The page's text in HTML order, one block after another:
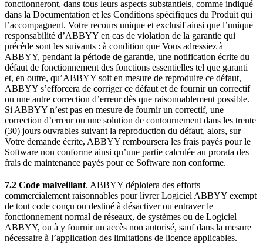
fonctionneront, dans tous leurs aspects substantiels, comme indiqué
dans la Documentation et les Conditions spécifiques du Produit qui
l’accompagnent. Votre recours unique et exclusif ainsi que l’unique
responsabilité d’ABBYY en cas de violation de la garantie qui
précède sont les suivants : à condition que Vous adressiez à
ABBYY, pendant la période de garantie, une notification écrite du
défaut de fonctionnement des fonctions essentielles tel que garanti
et, en outre, qu’ABBYY soit en mesure de reproduire ce défaut,
ABBYY s’efforcera de corriger ce défaut et de fournir un correctif
ou une autre correction d’erreur dès que raisonnablement possible.
Si ABBYY n’est pas en mesure de fournir un correctif, une
correction d’erreur ou une solution de contournement dans les trente
(30) jours ouvrables suivant la reproduction du défaut, alors, sur
Votre demande écrite, ABBYY remboursera les frais payés pour le
Software non conforme ainsi qu’une partie calculée au prorata des
frais de maintenance payés pour ce Software non conforme.
7.2 Code malveillant. ABBYY déploiera des efforts
commercialement raisonnables pour livrer Logiciel ABBYY exempt
de tout code conçu ou destiné à désactiver ou entraver le
fonctionnement normal de réseaux, de systèmes ou de Logiciel
ABBYY, ou à y fournir un accès non autorisé, sauf dans la mesure
nécessaire à l’application des limitations de licence applicables.